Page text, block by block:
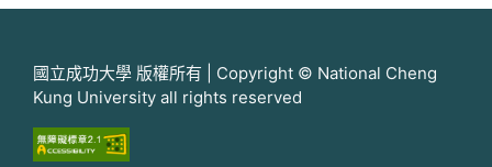
國立成功大學 版權所有 | Copyright © National Cheng
Kung University all rights reserved